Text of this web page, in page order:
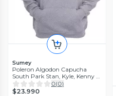
Sumey
Poleron Algodon Capucha
South Park Stan, Kyle, Kenny Y
Cartman Comedy Central
0(0)
$23.990